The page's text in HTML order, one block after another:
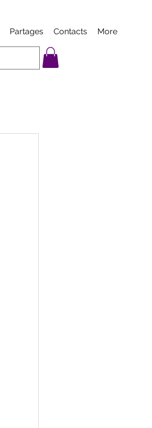
Partages Contacts More